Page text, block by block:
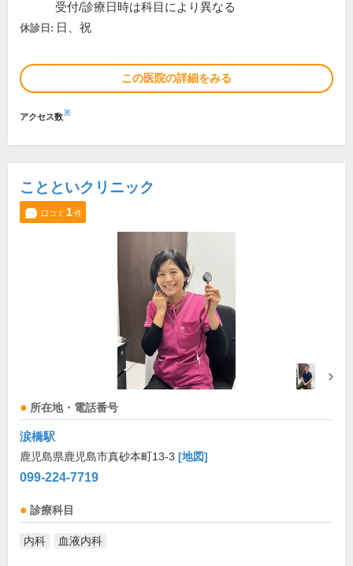
受付/診療日時は科目により異なる
休診日: 日、祝
この医院の詳細をみる
アクセス数※
ことといクリニック
口コミ 1件
所在地・電話番号
涙橋駅
鹿児島県鹿児島市真砂本町13-3 [地図]
099-224-7719
診療科目
内科 血液内科